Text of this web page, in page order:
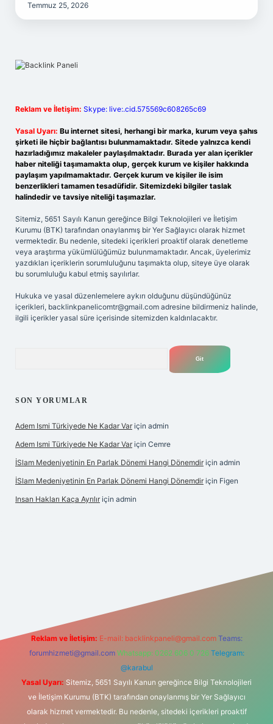
Temmuz 25, 2026
Reklam ve İletişim: Skype: live:.cid.575569c608265c69
Yasal Uyarı: Bu internet sitesi, herhangi bir marka, kurum veya şahıs
şirketi ile hiçbir bağlantısı bulunmamaktadır. Sitede yalnızca kendi
hazırladığımız makaleler paylaşılmaktadır. Burada yer alan içerikler
haber niteliği taşımamakta olup, gerçek kurum ve kişiler hakkında
paylaşım yapılmamaktadır. Gerçek kurum ve kişiler ile isim
benzerlikleri tamamen tesadüfidir. Sitemizdeki bilgiler taslak
halindedir ve tavsiye niteliği taşımazlar.
Sitemiz, 5651 Sayılı Kanun gereğince Bilgi Teknolojileri ve İletişim
Kurumu (BTK) tarafından onaylanmış bir Yer Sağlayıcı olarak hizmet
vermektedir. Bu nedenle, sitedeki içerikleri proaktif olarak denetleme
veya araştırma yükümlülüğümüz bulunmamaktadır. Ancak, üyelerimiz
yazdıkları içeriklerin sorumluluğunu taşımakta olup, siteye üye olarak
bu sorumluluğu kabul etmiş sayılırlar.
Hukuka ve yasal düzenlemelere aykırı olduğunu düşündüğünüz
içerikleri, backlinkpanelicomtr@gmail.com adresine bildirmeniz halinde,
ilgili içerikler yasal süre içerisinde sitemizden kaldırılacaktır.
SON YORUMLAR
Adem Ismi Türkiyede Ne Kadar Var için admin
Adem Ismi Türkiyede Ne Kadar Var için Cemre
İSlam Medeniyetinin En Parlak Dönemi Hangi Dönemdir için admin
İSlam Medeniyetinin En Parlak Dönemi Hangi Dönemdir için Figen
Insan Hakları Kaça Ayrılır için admin
Reklam ve İletişim: E-mail: backlinkpaneli@gmail.com Teams:
forumhizmeti@gmail.com Whatsapp: 0262 606 0 726 Telegram:
@karabul
Yasal Uyarı: Sitemiz, 5651 Sayılı Kanun gereğince Bilgi Teknolojileri
ve İletişim Kurumu (BTK) tarafından onaylanmış bir Yer Sağlayıcı
olarak hizmet vermektedir. Bu nedenle, sitedeki içerikleri proaktif